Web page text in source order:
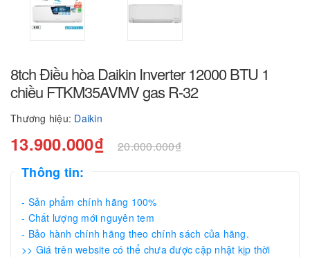
8tch Điều hòa Daikin Inverter 12000 BTU 1
chiều FTKM35AVMV gas R-32
Thương hiệu: Daikin
13.900.000₫ 20.000.000₫
Thông tin:
- Sản phẩm chính hãng 100%
- Chất lượng mới nguyên tem
- Bảo hành chính hãng theo chính sách của hãng.
>> Giá trên website có thể chưa được cập nhật kịp thời